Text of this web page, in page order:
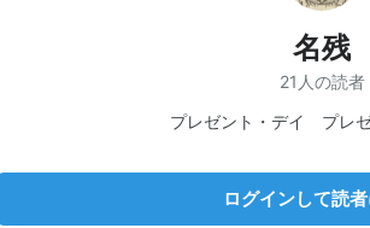
名残
21人の読者
プレゼント・デイ プレ
ログインして読